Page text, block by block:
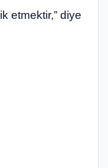
etmektir,” diye